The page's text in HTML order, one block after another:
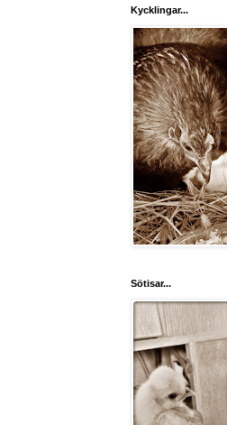
Kycklingar...
Sötisar...